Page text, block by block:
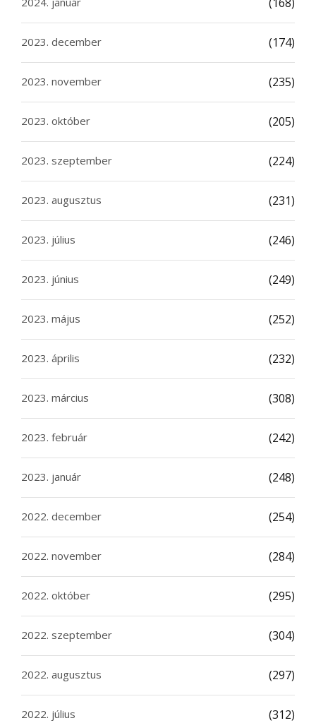
2023. december (174)
2023. november (235)
2023. október (205)
2023. szeptember (224)
2023. augusztus (231)
2023. július (246)
2023. június (249)
2023. május (252)
2023. április (232)
2023. március (308)
2023. február (242)
2023. január (248)
2022. december (254)
2022. november (284)
2022. október (295)
2022. szeptember (304)
2022. augusztus (297)
2022. július (312)